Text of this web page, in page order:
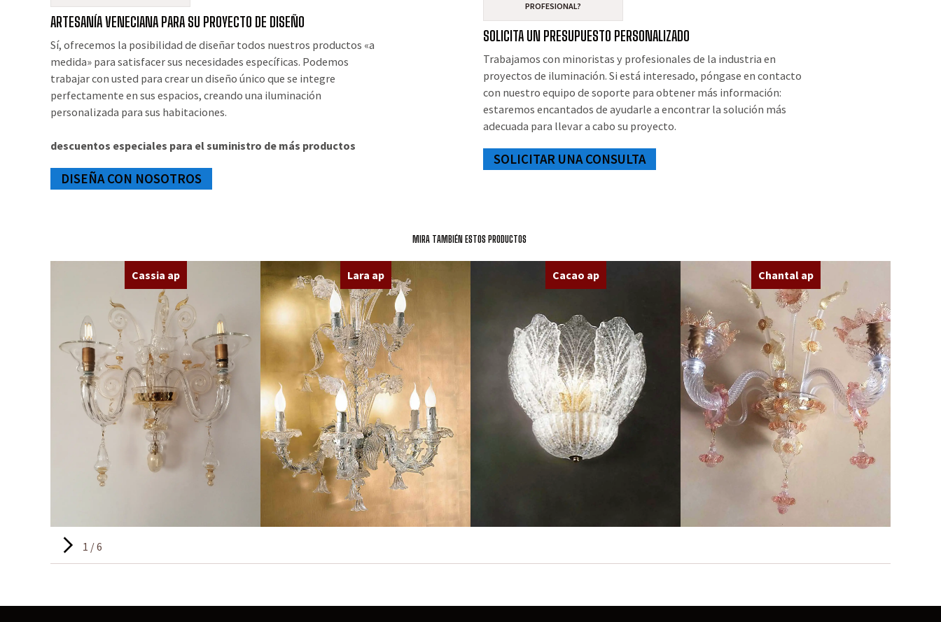
ARTESANÍA VENECIANA PARA SU PROYECTO DE DISEÑO
Sí, ofrecemos la posibilidad de diseñar todos nuestros productos «a
medida» para satisfacer sus necesidades específicas. Podemos
trabajar con usted para crear un diseño único que se integre
perfectamente en sus espacios, creando una iluminación
personalizada para sus habitaciones.
descuentos especiales para el suministro de más productos
DISEÑA CON NOSOTROS
PROFESIONAL?
SOLICITA UN PRESUPUESTO PERSONALIZADO
Trabajamos con minoristas y profesionales de la industria en
proyectos de iluminación. Si está interesado, póngase en contacto
con nuestro equipo de soporte para obtener más información:
estaremos encantados de ayudarle a encontrar la solución más
adecuada para llevar a cabo su proyecto.
SOLICITAR UNA CONSULTA
MIRA TAMBIÉN ESTOS PRODUCTOS
Cassia ap Lara ap Cacao ap Chantal ap
1 / 6